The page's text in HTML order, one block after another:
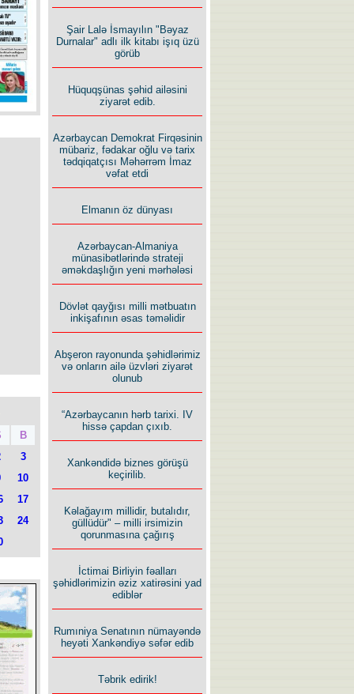
B
3
10
17
24
Rusiyanın süqutunu qaçılmaz
edən beş şərt
Şair Lalə İsmayılın "Bəyaz
Durnalar" adlı ilk kitabı işıq üzü
görüb
Hüquqşünas şəhid ailəsini
ziyarət edib.
Azərbaycan Demokrat Firqəsinin
mübariz, fədakar oğlu və tarix
tədqiqatçısı Məhərrəm İmaz
vəfat etdi
Elmanın öz dünyası
Azərbaycan-Almaniya
münasibətlərində strateji
əməkdaşlığın yeni mərhələsi
Dövlət qayğısı milli mətbuatın
inkişafının əsas təməlidir
Abşeron rayonunda şəhidlərimiz
və onların ailə üzvləri ziyarət
olunub
“Azərbaycanın hərb tarixi. IV
hissə çapdan çıxıb.
Xankəndidə biznes görüşü
keçirilib.
Kəlağayım millidir, butalıdır,
güllüdür" – milli irsimizin
qorunmasına çağırış
İctimai Birliyin fəalları
şəhidlərimizin əziz xatirəsini yad
ediblər
Rumıniya Senatının nümayəndə
heyəti Xankəndiyə səfər edib
Təbrik edirik!